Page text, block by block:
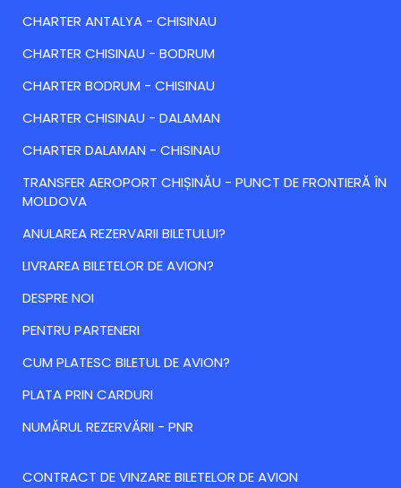
CHARTER ANTALYA - CHISINAU
CHARTER CHISINAU - BODRUM
CHARTER BODRUM - CHISINAU
CHARTER CHISINAU - DALAMAN
CHARTER DALAMAN - CHISINAU
TRANSFER AEROPORT CHIȘINĂU - PUNCT DE FRONTIERĂ ÎN
MOLDOVA
ANULAREA REZERVARII BILETULUI?
LIVRAREA BILETELOR DE AVION?
DESPRE NOI
PENTRU PARTENERI
CUM PLATESC BILETUL DE AVION?
PLATA PRIN CARDURI
NUMĂRUL REZERVĂRII - PNR
CONTRACT DE VINZARE BILETELOR DE AVION